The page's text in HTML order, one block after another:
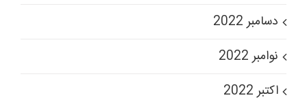
دسامبر 2022
نوامبر 2022
اکتبر 2022